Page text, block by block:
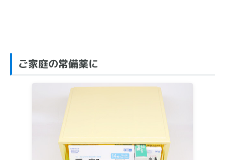
ご家庭の常備薬に